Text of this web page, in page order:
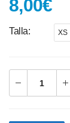
8,00€
Talla XS